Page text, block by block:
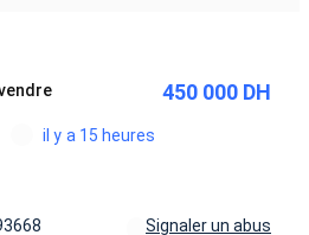
450 000 DH
il y a 15 heures
Signaler un abus